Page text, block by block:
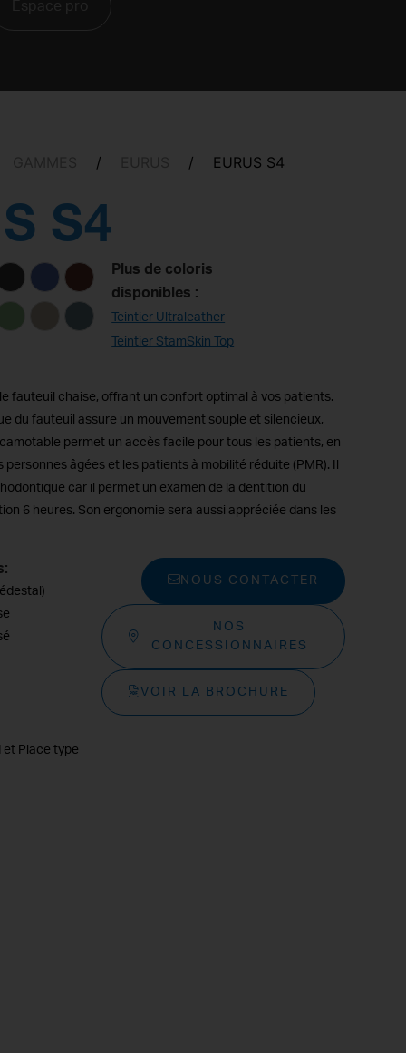
/ / EURUS S4
S4
Plus de coloris
disponibles :
Teintier Ultraleather
Teintier StamSkin Top
fauteuil chaise, offrant un confort optimal à vos patients.
du fauteuil assure un mouvement souple et silencieux,
permet un accès facile pour tous les patients, en
âgées et les patients à mobilité réduite (PMR). Il
car il permet un examen de la dentition du
6 heures. Son ergonomie sera aussi appréciée dans les
et Place type
NOUS CONTACTER
NOS
CONCESSIONNAIRES
VOIR LA BROCHURE